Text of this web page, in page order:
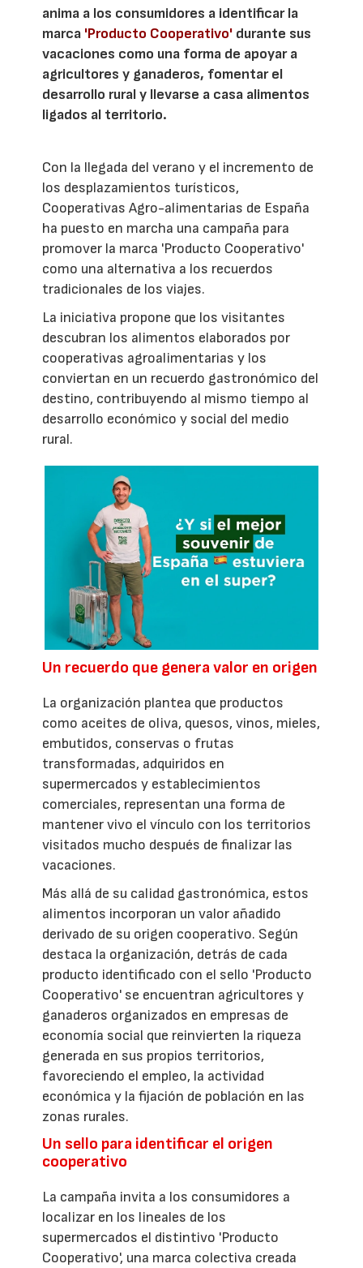
anima a los consumidores a identificar la
marca 'Producto Cooperativo' durante sus
vacaciones como una forma de apoyar a
agricultores y ganaderos, fomentar el
desarrollo rural y llevarse a casa alimentos
ligados al territorio.
Con la llegada del verano y el incremento de
los desplazamientos turísticos,
Cooperativas Agro-alimentarias de España
ha puesto en marcha una campaña para
promover la marca 'Producto Cooperativo'
como una alternativa a los recuerdos
tradicionales de los viajes.
La iniciativa propone que los visitantes
descubran los alimentos elaborados por
cooperativas agroalimentarias y los
conviertan en un recuerdo gastronómico del
destino, contribuyendo al mismo tiempo al
desarrollo económico y social del medio
rural.
Un recuerdo que genera valor en origen
La organización plantea que productos
como aceites de oliva, quesos, vinos, mieles,
embutidos, conservas o frutas
transformadas, adquiridos en
supermercados y establecimientos
comerciales, representan una forma de
mantener vivo el vínculo con los territorios
visitados mucho después de finalizar las
vacaciones.
Más allá de su calidad gastronómica, estos
alimentos incorporan un valor añadido
derivado de su origen cooperativo. Según
destaca la organización, detrás de cada
producto identificado con el sello 'Producto
Cooperativo' se encuentran agricultores y
ganaderos organizados en empresas de
economía social que reinvierten la riqueza
generada en sus propios territorios,
favoreciendo el empleo, la actividad
económica y la fijación de población en las
zonas rurales.
Un sello para identificar el origen
cooperativo
La campaña invita a los consumidores a
localizar en los lineales de los
supermercados el distintivo 'Producto
Cooperativo', una marca colectiva creada